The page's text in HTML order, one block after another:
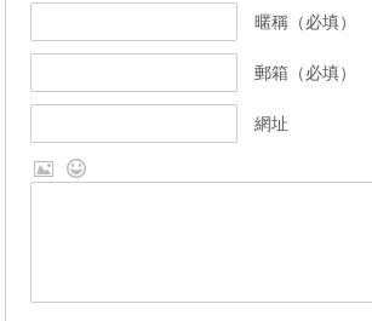
暱稱（必填）
郵箱（必填）
網址